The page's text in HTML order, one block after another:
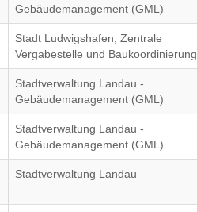
Gebäudemanagement (GML)
Stadt Ludwigshafen, Zentrale
Vergabestelle und Baukoordinierung
Stadtverwaltung Landau -
Gebäudemanagement (GML)
Stadtverwaltung Landau -
Gebäudemanagement (GML)
Stadtverwaltung Landau